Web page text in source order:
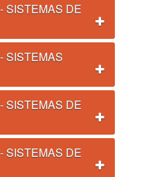
SISTEMAS DE
SISTEMAS
SISTEMAS DE
SISTEMAS DE